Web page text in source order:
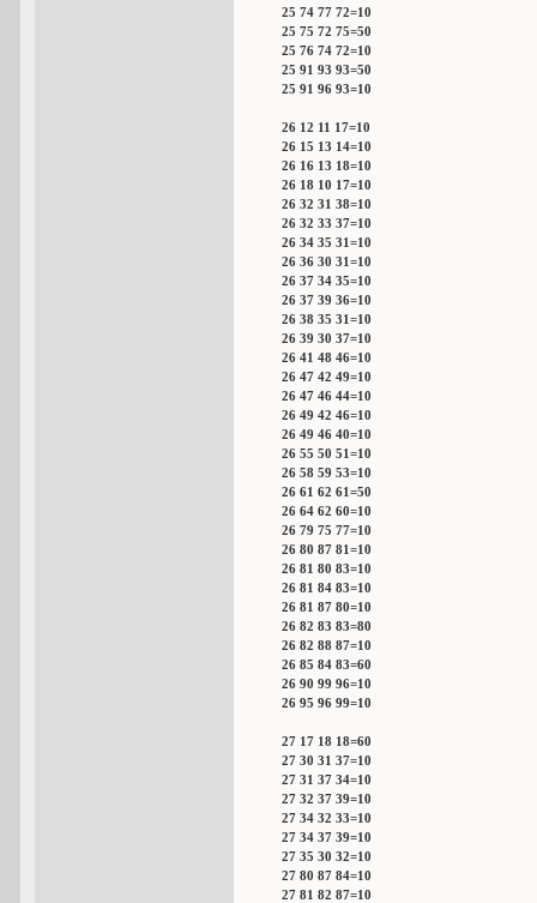
25 74 77 72=10
25 75 72 75=50
25 76 74 72=10
25 91 93 93=50
25 91 96 93=10
26 12 11 17=10
26 15 13 14=10
26 16 13 18=10
26 18 10 17=10
26 32 31 38=10
26 32 33 37=10
26 34 35 31=10
26 36 30 31=10
26 37 34 35=10
26 37 39 36=10
26 38 35 31=10
26 39 30 37=10
26 41 48 46=10
26 47 42 49=10
26 47 46 44=10
26 49 42 46=10
26 49 46 40=10
26 55 50 51=10
26 58 59 53=10
26 61 62 61=50
26 64 62 60=10
26 79 75 77=10
26 80 87 81=10
26 81 80 83=10
26 81 84 83=10
26 81 87 80=10
26 82 83 83=80
26 82 88 87=10
26 85 84 83=60
26 90 99 96=10
26 95 96 99=10
27 17 18 18=60
27 30 31 37=10
27 31 37 34=10
27 32 37 39=10
27 34 32 33=10
27 34 37 39=10
27 35 30 32=10
27 80 87 84=10
27 81 82 87=10